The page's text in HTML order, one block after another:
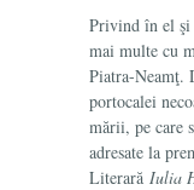
Privind în el şi
mai multe cu
Piatra-Neamţ.
portocalei
mării, pe care
adresate la
Literară Iulia